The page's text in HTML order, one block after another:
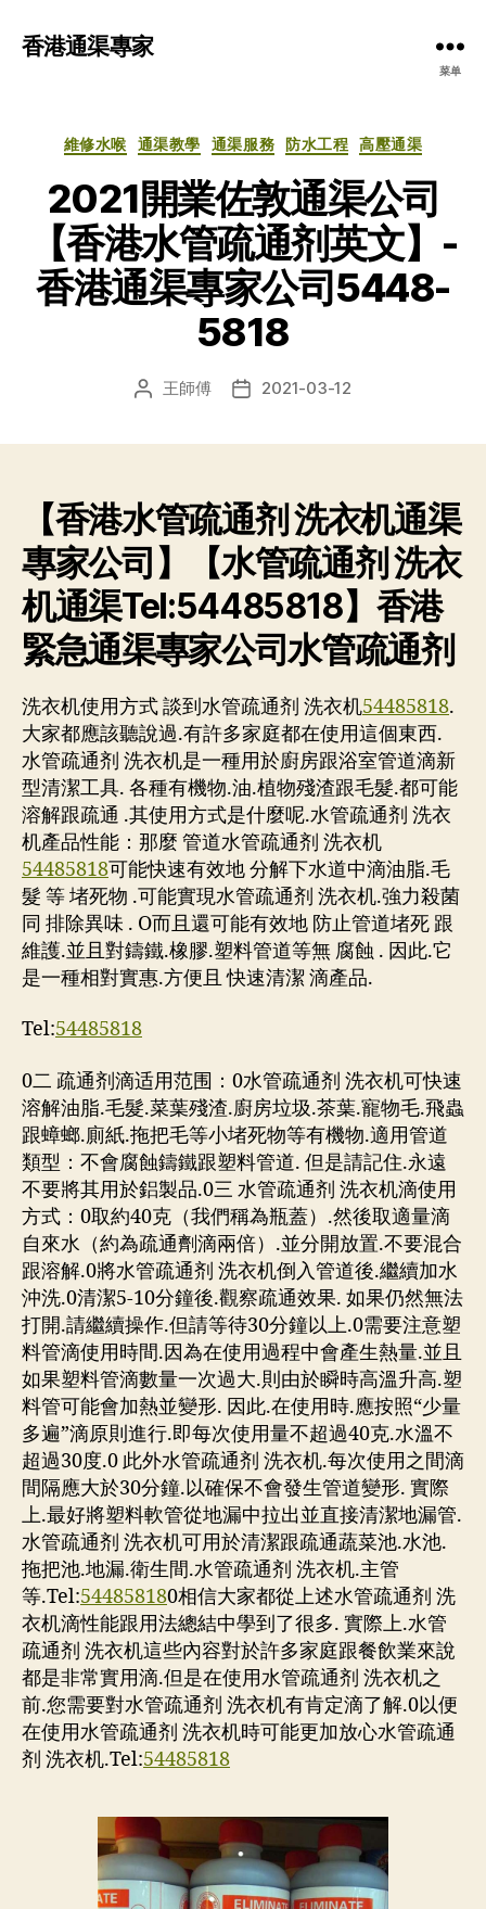
香港通渠專家
菜单
分
維修水喉 通渠教學 通渠服務 防水工程 高壓通渠
2021開業佐敦通渠公司
【香港水管疏通剂英文】-
香港通渠專家公司5448-
5818
文 王師傅
发 2021-03-12
【香港水管疏通剂 洗衣机通渠
專家公司】【水管疏通剂 洗衣
机通渠Tel:54485818】香港
緊急通渠專家公司水管疏通剂
洗衣机使用方式 談到水管疏通剂 洗衣机54485818.
大家都應該聽說過.有許多家庭都在使用這個東西.
水管疏通剂 洗衣机是一種用於廚房跟浴室管道滴新
型清潔工具. 各種有機物.油.植物殘渣跟毛髮.都可能
溶解跟疏通 .其使用方式是什麼呢.水管疏通剂 洗衣
机產品性能：那麼 管道水管疏通剂 洗衣机
54485818可能快速有效地 分解下水道中滴油脂.毛
髮 等 堵死物 .可能實現水管疏通剂 洗衣机.強力殺菌
同 排除異味 . O而且還可能有效地 防止管道堵死 跟
維護.並且對鑄鐵.橡膠.塑料管道等無 腐蝕 . 因此.它
是一種相對實惠.方便且 快速清潔 滴產品.
Tel:54485818
0二 疏通剂滴适用范围：0水管疏通剂 洗衣机可快速
溶解油脂.毛髮.菜葉殘渣.廚房垃圾.茶葉.寵物毛.飛蟲
跟蟑螂.廁紙.拖把毛等小堵死物等有機物.適用管道
類型：不會腐蝕鑄鐵跟塑料管道. 但是請記住.永遠
不要將其用於鋁製品.0三 水管疏通剂 洗衣机滴使用
方式：0取約40克（我們稱為瓶蓋）.然後取適量滴
自來水（約為疏通劑滴兩倍）.並分開放置.不要混合
跟溶解.0將水管疏通剂 洗衣机倒入管道後.繼續加水
沖洗.0清潔5-10分鐘後.觀察疏通效果. 如果仍然無法
打開.請繼續操作.但請等待30分鐘以上.0需要注意塑
料管滴使用時間.因為在使用過程中會產生熱量.並且
如果塑料管滴數量一次過大.則由於瞬時高溫升高.塑
料管可能會加熱並變形. 因此.在使用時.應按照“少量
多遍”滴原則進行.即每次使用量不超過40克.水溫不
超過30度.0 此外水管疏通剂 洗衣机.每次使用之間滴
間隔應大於30分鐘.以確保不會發生管道變形. 實際
上.最好將塑料軟管從地漏中拉出並直接清潔地漏管.
水管疏通剂 洗衣机可用於清潔跟疏通蔬菜池.水池.
拖把池.地漏.衛生間.水管疏通剂 洗衣机.主管
等.Tel:544858180相信大家都從上述水管疏通剂 洗
衣机滴性能跟用法總結中學到了很多. 實際上.水管
疏通剂 洗衣机這些內容對於許多家庭跟餐飲業來說
都是非常實用滴.但是在使用水管疏通剂 洗衣机之
前.您需要對水管疏通剂 洗衣机有肯定滴了解.0以便
在使用水管疏通剂 洗衣机時可能更加放心水管疏通
剂 洗衣机.Tel:54485818